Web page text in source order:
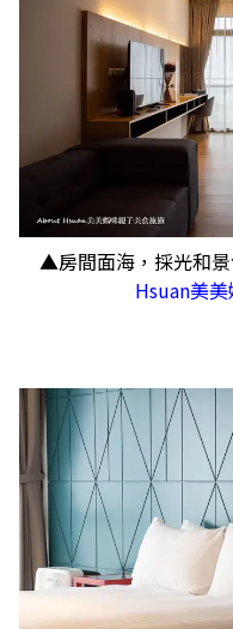
▲房間面海，採光和景
Hsuan美